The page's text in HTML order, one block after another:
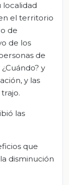
localidad
el territorio
de
de los
de
y
y las
las
que
disminución